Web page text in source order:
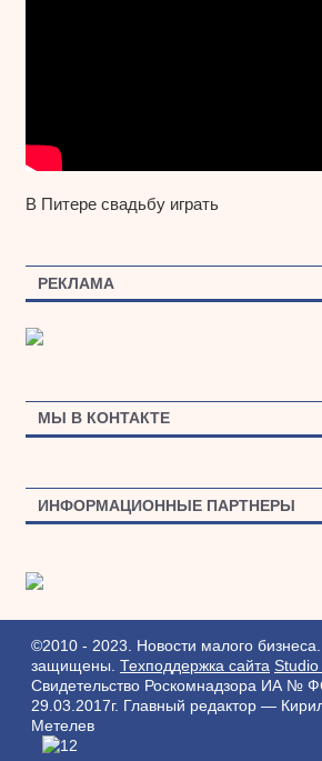
В Питере свадьбу играть
РЕКЛАМА
МЫ В КОНТАКТЕ
ИНФОРМАЦИОННЫЕ ПАРТНЕРЫ
©2010 - 2023. Новости малого
защищены. Техподдержка сайта Studio
Свидетельство Роскомнадзора ИА №
29.03.2017г.